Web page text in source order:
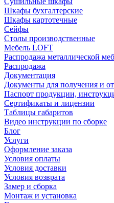
Шкафы бухгалтерские
Шкафы картотечные
Сейфы
Столы производственные
Мебель LOFT
Распродажа металлической
Распродажа
Документация
Документы для получения и
Паспорт продукции,
Сертификаты и лицензии
Таблицы габаритов
Видео инструкции по сборке
Блог
Услуги
Оформление заказа
Условия оплаты
Условия доставки
Условия возврата
Замер и сборка
Монтаж и установка